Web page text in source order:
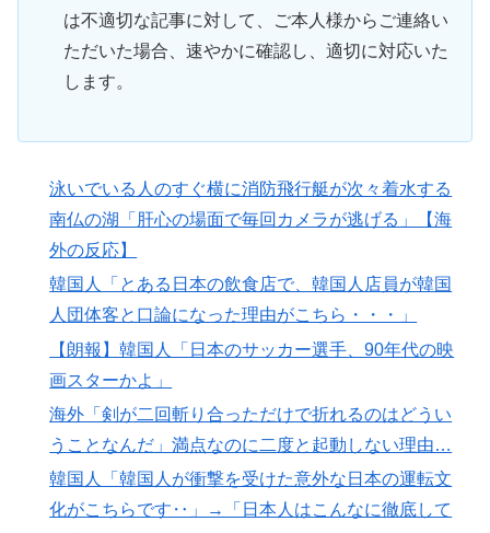
は不適切な記事に対して、ご本人様からご連絡い
ただいた場合、速やかに確認し、適切に対応いた
します。
泳いでいる人のすぐ横に消防飛行艇が次々着水する
南仏の湖「肝心の場面で毎回カメラが逃げる」【海
外の反応】
韓国人「とある日本の飲食店で、韓国人店員が韓国
人団体客と口論になった理由がこちら・・・」
【朗報】韓国人「日本のサッカー選手、90年代の映
画スターかよ」
海外「剣が二回斬り合っただけで折れるのはどうい
うことなんだ」満点なのに二度と起動しない理由…
韓国人「韓国人が衝撃を受けた意外な日本の運転文
化がこちらです‥」→「日本人はこんなに徹底して